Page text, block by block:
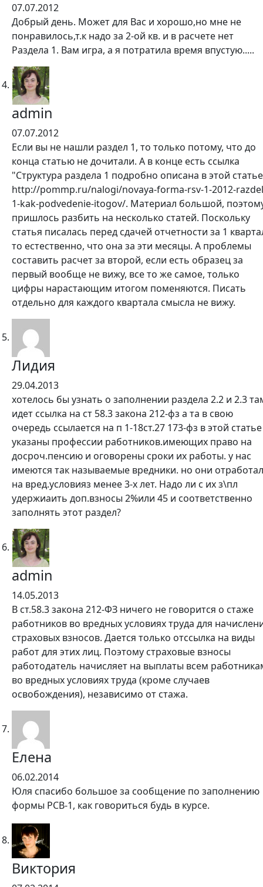
07.07.2012
Добрый день. Может для Вас и хорошо,но мне не
понравилось,т.к надо за 2-ой кв. и в расчете нет
Раздела 1. Вам игра, а я потратила время впустую.....
admin
07.07.2012
Если вы не нашли раздел 1, то только потому, что до
конца статью не дочитали. А в конце есть ссылка
"Структура раздела 1 подробно описана в этой
http://pommp.ru/nalogi/novaya-forma-rsv-1-2012-
1-kak-podvedenie-itogov/. Материал большой,
пришлось разбить на несколько статей. Поскольку
статья писалась перед сдачей отчетности за 1
то естественно, что она за эти месяцы. А проблемы
составить расчет за второй, если есть образец за
первый вообще не вижу, все то же самое, только
цифры нарастающим итогом поменяются. Писать
отдельно для каждого квартала смысла не вижу.
Лидия
29.04.2013
хотелось бы узнать о заполнении раздела 2.2 и 2.3
идет ссылка на ст 58.3 закона 212-фз а та в свою
очередь ссылается на п 1-18ст.27 173-фз в этой статье
указаны профессии работников.имеющих право на
досроч.пенсию и оговорены сроки их работы. у нас
имеются так называемые вредники. но они
на вред.условияз менее 3-х лет. Надо ли с их з\пл
удержиаить доп.взносы 2%или 45 и соответственно
заполнять этот раздел?
admin
14.05.2013
В ст.58.3 закона 212-ФЗ ничего не говорится о стаже
работников во вредных условиях труда для
страховых взносов. Дается только отссылка на виды
работ для этих лиц. Поэтому страховые взносы
работодатель начисляет на выплаты всем
во вредных условиях труда (кроме случаев
освобождения), независимо от стажа.
Елена
06.02.2014
Юля спасибо большое за сообщение по заполнению
формы РСВ-1, как говориться будь в курсе.
Виктория